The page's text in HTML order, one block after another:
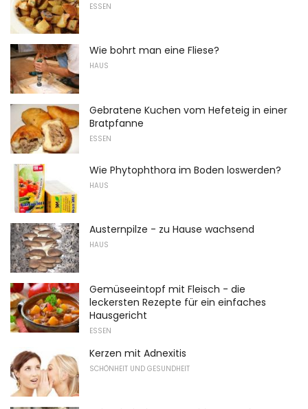
ESSEN
Wie bohrt man eine Fliese?
HAUS
Gebratene Kuchen vom Hefeteig in einer
Bratpfanne
ESSEN
Wie Phytophthora im Boden loswerden?
HAUS
Austernpilze - zu Hause wachsend
HAUS
Gemüseeintopf mit Fleisch - die
leckersten Rezepte für ein einfaches
Hausgericht
ESSEN
Kerzen mit Adnexitis
SCHÖNHEIT UND GESUNDHEIT